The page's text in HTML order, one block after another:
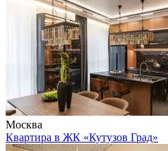
Москва
Квартира в ЖК «Кутузов Град»